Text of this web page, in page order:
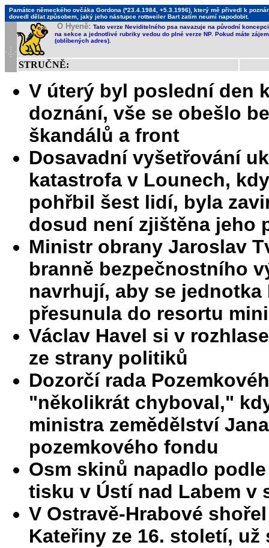
Památce německého ovčáka Gordona (*23.4.1984, +5.3.1996), který mě přivedl k
dovedl dělat způsobem, jaký jeho nástupce rottweiler Bart zatím neumí napodobit.
O Hyeně: Tato verze Neviditelného psa navazuje na původní
na sekce a jednotlivé rubriky vedou do plné verze NP. Pokud máte
(oblíbených adres).
STRUČNĚ:
V úterý byl poslední den
doznání, vše se obešlo
škandálů a front
Dosavadní vyšetřování
katastrofa v Lounech,
pohřbil šest lidí, byla
dosud není zjištěna jeho
Ministr obrany Jaroslav
branně bezpečnostního
navrhují, aby se jednotka
přesunula do resortu
Václav Havel si v
ze strany politiků
Dozorčí rada
"několikrát chyboval,"
ministra zemědělství
pozemkového fondu
Osm skinů napadlo
tisku v Ústí nad Labem
V Ostravě-Hrabové
Kateřiny ze 16. století,